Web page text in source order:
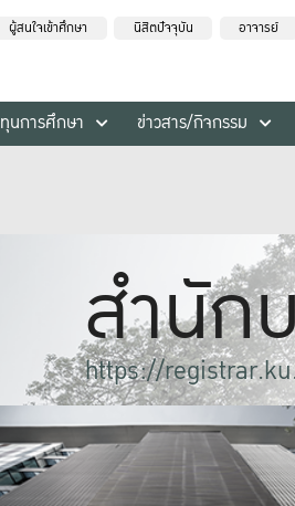
ผู้สนใจเข้าศึกษา นิสิตปัจจุบัน อาจารย์
ทุนการศึกษา ข่าวสาร/กิจกรรม
สำนัก
https://